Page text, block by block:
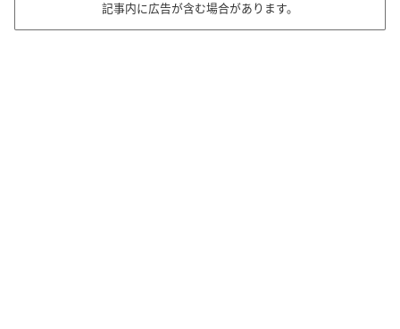
記事内に広告が含む場合があります。